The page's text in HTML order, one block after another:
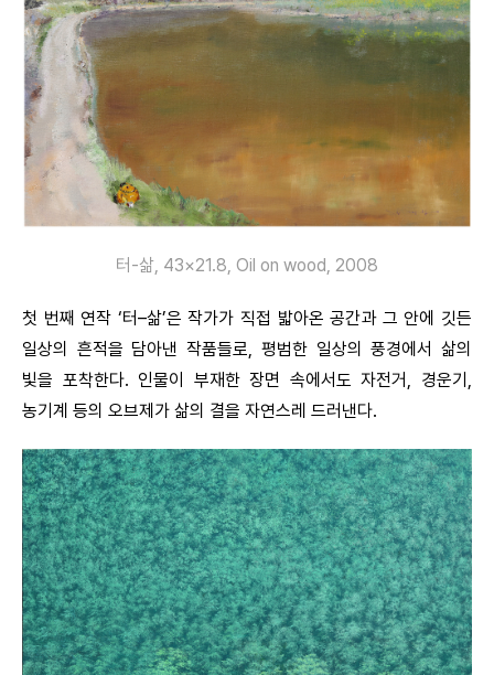
터-삶, 43×21.8, Oil on wood, 2008
첫 번째 연작 ‘터–삶’은 작가가 직접 밟아온 공간과 그 안에 깃든
일상의 흔적을 담아낸 작품들로, 평범한 일상의 풍경에서 삶의
빛을 포착한다. 인물이 부재한 장면 속에서도 자전거, 경운기,
농기계 등의 오브제가 삶의 결을 자연스레 드러낸다.